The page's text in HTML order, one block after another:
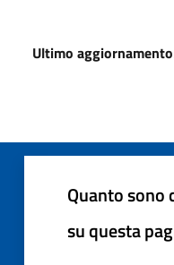
Ultimo aggiornamento
Quanto sono
su questa